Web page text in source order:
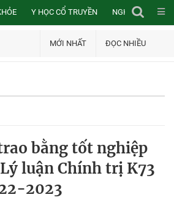
Y HỌC CỔ TRUYỀN NGHIÊN CỨU
MỚI NHẤT ĐỌC NHIỀU
bằng tốt nghiệp
luận Chính trị K73
2023